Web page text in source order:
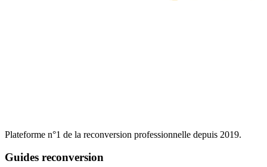
Plateforme n°1 de la reconversion professionnelle depuis 2019.
Guides reconversion